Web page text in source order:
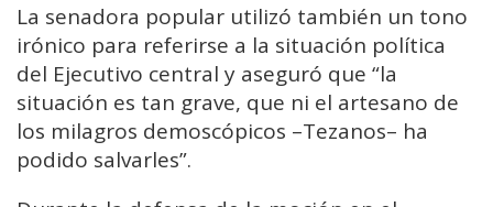
La senadora popular utilizó también un tono
irónico para referirse a la situación política
del Ejecutivo central y aseguró que “la
situación es tan grave, que ni el artesano de
los milagros demoscópicos –Tezanos– ha
podido salvarles”.